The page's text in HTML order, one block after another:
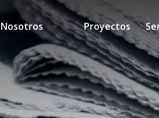
Proyectos